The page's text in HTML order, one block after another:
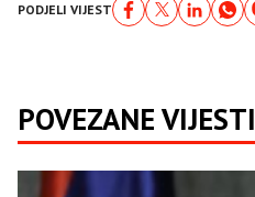
PODJELI VIJEST
POVEZANE VIJESTI